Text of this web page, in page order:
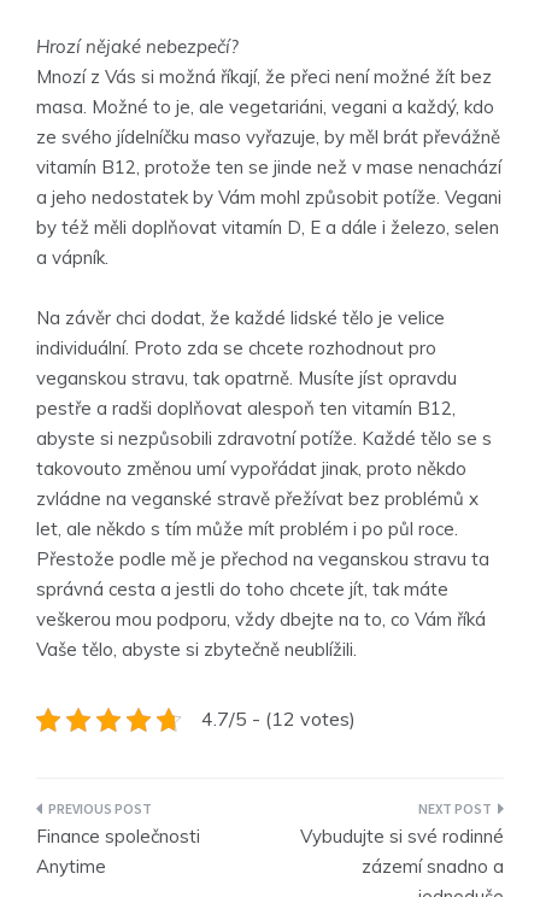
Hrozí nějaké nebezpečí?
Mnozí z Vás si možná říkají, že přeci není možné žít bez
masa. Možné to je, ale vegetariáni, vegani a každý, kdo
ze svého jídelníčku maso vyřazuje, by měl brát převážně
vitamín B12, protože ten se jinde než v mase nenachází
a jeho nedostatek by Vám mohl způsobit potíže. Vegani
by též měli doplňovat vitamín D, E a dále i železo, selen
a vápník.
Na závěr chci dodat, že každé lidské tělo je velice
individuální. Proto zda se chcete rozhodnout pro
veganskou stravu, tak opatrně. Musíte jíst opravdu
pestře a radši doplňovat alespoň ten vitamín B12,
abyste si nezpůsobili zdravotní potíže. Každé tělo se s
takovouto změnou umí vypořádat jinak, proto někdo
zvládne na veganské stravě přežívat bez problémů x
let, ale někdo s tím může mít problém i po půl roce.
Přestože podle mě je přechod na veganskou stravu ta
správná cesta a jestli do toho chcete jít, tak máte
veškerou mou podporu, vždy dbejte na to, co Vám říká
Vaše tělo, abyste si zbytečně neublížili.
4.7/5 - (12 votes)
Navigace
pro
Finance společnosti
Anytime
Vybudujte si své rodinné
zázemí snadno a